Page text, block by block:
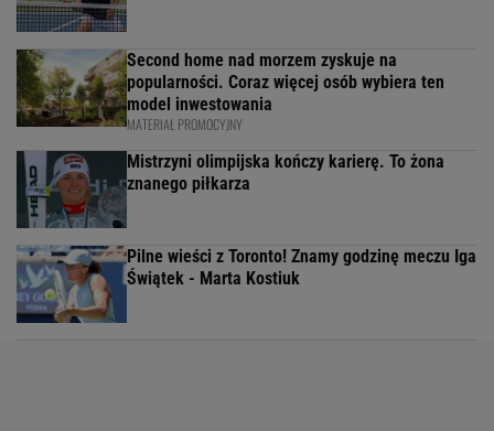
Second home nad morzem zyskuje na
popularności. Coraz więcej osób wybiera ten
model inwestowania
MATERIAŁ PROMOCYJNY
Mistrzyni olimpijska kończy karierę. To żona
znanego piłkarza
Pilne wieści z Toronto! Znamy godzinę meczu Iga
Świątek - Marta Kostiuk